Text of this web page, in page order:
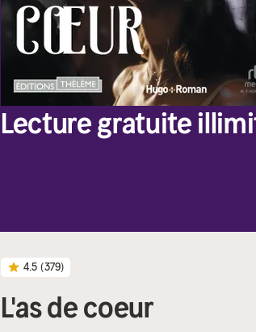
Lecture gratuite
4.5 (379)
L'as de coeur